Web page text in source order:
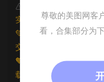
本文资源仅供个人
实将封禁账号权限！
💚本文资源均来源网友
交工单处理。
🧡原文链接：https://
载请注明出处。
尊敬的美图网客
看，合集部分为